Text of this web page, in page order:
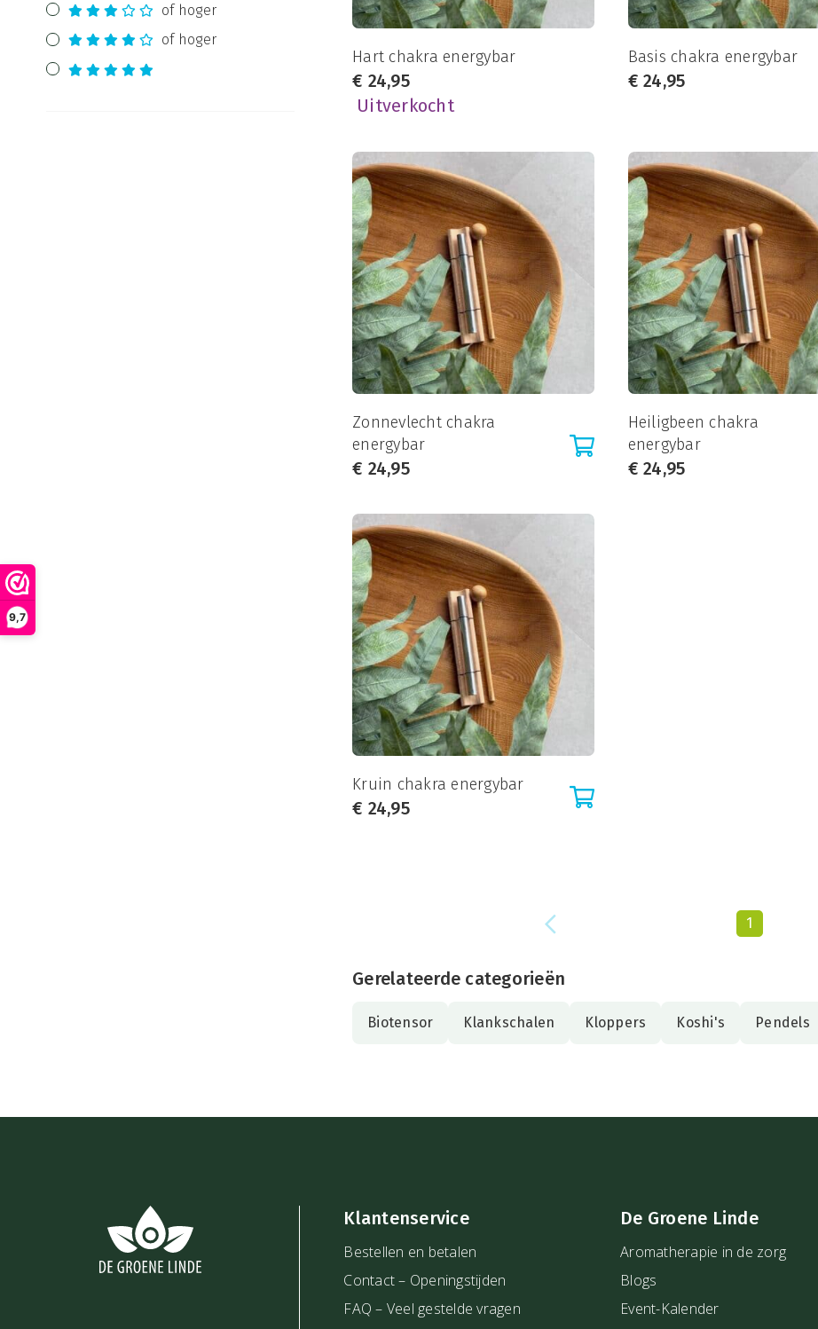
9,7
of hoger
of hoger
Hart chakra energybar
€ 24,95
Uitverkocht
Basis chakra energybar
€ 24,95
Zonnevlecht chakra
energybar
€ 24,95
Heiligbeen chakra
energybar
€ 24,95
Kruin chakra energybar
€ 24,95
1
Gerelateerde categorieën
Biotensor Klankschalen Kloppers Koshi's Pendels
Klantenservice
Bestellen en betalen
Contact – Openingstijden
FAQ – Veel gestelde vragen
De Groene Linde
Aromatherapie in de zorg
Blogs
Event-Kalender